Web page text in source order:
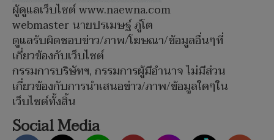
ผู้ดูแลเว็บไซต์ www.naewna.com
webmaster นายปรเมษฐ์ ภู่โต
ดูแลรับผิดชอบข่าว/ภาพ/โฆษณา/ข้อมูลอื่นๆที่
เกี่ยวข้องกับเว็บไซต์
กรรมการบริษัทฯ, กรรมการผู้มีอำนาจ ไม่มีส่วน
เกี่ยวข้องกับการนำเสนอข่าว/ภาพ/ข้อมูลใดๆใน
เว็บไซต์ทั้งสิ้น
Social Media